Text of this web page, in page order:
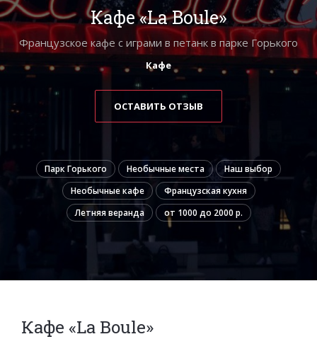
Кафе «La Boule»
Французское кафе с играми в петанк в парке Горького
Кафе
ОСТАВИТЬ ОТЗЫВ
Парк Горького Необычные места
Наш выбор
Необычные кафе
Французская кухня
Летняя веранда
от 1000 до 2000 р.
Кафе «La Boule»